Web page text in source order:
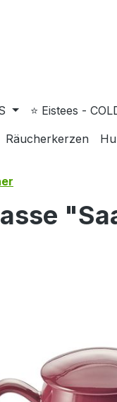
springen
⭐ Eistees -
Räucherkerzen